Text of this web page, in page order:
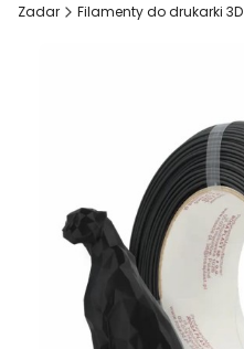
Zadar Filamenty do drukarki 3D